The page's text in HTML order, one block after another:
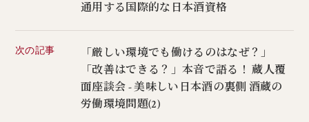
通用する国際的な日本酒資格
次の記事
「厳しい環境でも働けるのはなぜ？」
「改善はできる？」本音で語る！ 蔵人覆
面座談会 - 美味しい日本酒の裏側 酒蔵の
労働環境問題(2)